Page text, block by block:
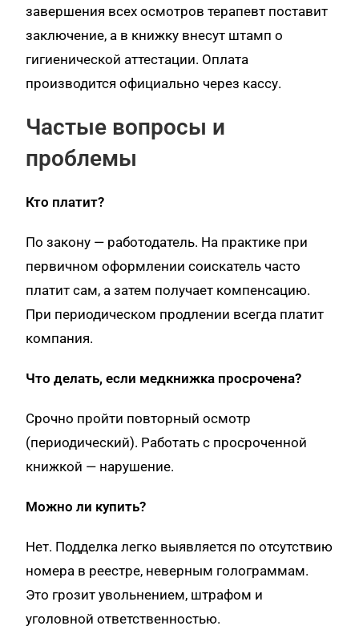
завершения всех осмотров терапевт поставит
заключение, а в книжку внесут штамп о
гигиенической аттестации. Оплата
производится официально через кассу.
Частые вопросы и
проблемы
Кто платит?
По закону — работодатель. На практике при
первичном оформлении соискатель часто
платит сам, а затем получает компенсацию.
При периодическом продлении всегда платит
компания.
Что делать, если медкнижка просрочена?
Срочно пройти повторный осмотр
(периодический). Работать с просроченной
книжкой — нарушение.
Можно ли купить?
Нет. Подделка легко выявляется по отсутствию
номера в реестре, неверным голограммам.
Это грозит увольнением, штрафом и
уголовной ответственностью.